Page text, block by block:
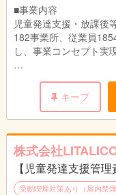
■事業内容
児童発達支援・放課後
182事業所、従業員
し、事業コンセプト実
■主な業務内容
1教室あたり約50名～
（1）親御さまのニー
ーシャルスキルのアセ
（2）個別支援計画の
（3）コンプライアン
（4）教育・育児・発達
（5）地域における関
（6）福祉サービスの
キープ
株式会社
【児童発達支援管
受動喫煙対策あり（屋内禁煙